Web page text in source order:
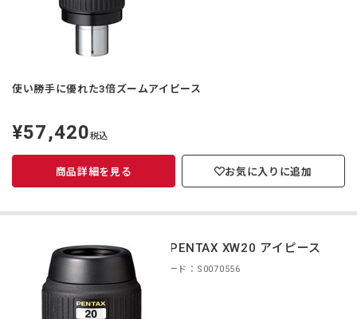
使い勝手に優れた3倍ズームアイピース
定
価
¥57,420税込
商品詳細を見る お気に入りに追加
smc PENTAX XW20 アイピース
商品コード：S0070556